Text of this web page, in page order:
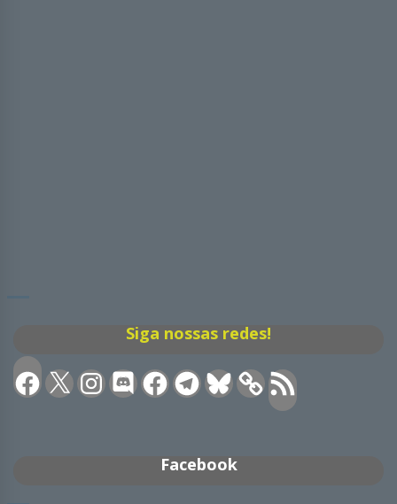
Siga nossas redes!
Facebook
X Instagram
DiscordFacebookTelegramBluesky Feed
RSS
Facebook